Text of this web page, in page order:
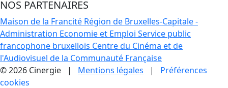
NOS PARTENAIRES
Maison de la Francité Région de Bruxelles-Capitale -
Administration Economie et Emploi Service public
francophone bruxellois Centre du Cinéma et de
l'Audiovisuel de la Communauté Française
© 2026 Cinergie | Mentions légales | Préférences
cookies